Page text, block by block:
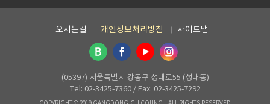
오시는길 개인정보처리방침 사이트맵
(05397) 서울특별시 강동구 성내로55 (성내동)
Tel: 02-3425-7360 / Fax: 02-3425-7292